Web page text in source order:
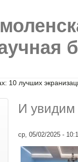
10 лучших
И увидим
ср, 05/02/2025 -